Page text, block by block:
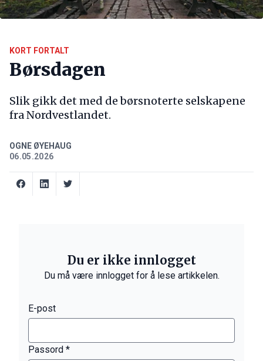
KORT FORTALT
Børsdagen
Slik gikk det med de børsnoterte selskapene
fra Nordvestlandet.
OGNE ØYEHAUG
06.05.2026
Du er ikke innlogget
Du må være innlogget for å lese artikkelen.
E-post
Passord *